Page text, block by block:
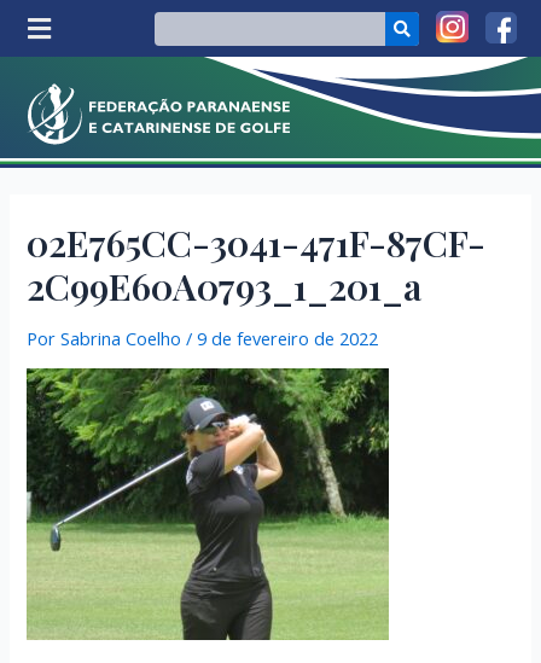
02E765CC-3041-471F-87CF-
2C99E60A0793_1_201_a
PorSabrina Coelho /9 de fevereiro de 2022